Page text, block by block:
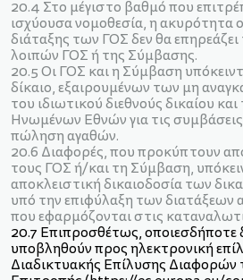
20.4 Στο μέγιστο βαθμό που
ισχύουσα νομοθεσία, η ακυρότητα
διάταξης των ΓΟΣ δεν θα
λοιπών ΓΟΣ ή της Σύμβασης.
20.5 Οι ΓΟΣ και η Σύμβαση
δίκαιο, εξαιρουμένων των μη
του ιδιωτικού διεθνούς δικαίου
Ηνωμένων Εθνών για τις συμβάσεις
πώληση αγαθών.
20.6 Διαφορές, που προκύπτουν
τους ΓΟΣ ή/και τη Σύμβαση,
αποκλειστική δικαιοδοσία των
υπό την επιφύλαξη των διατάξεων
που εφαρμόζονται στις
20.7 Επιπροσθέτως, οποιεσδήποτε
υποβληθούν προς ηλεκτρονική
Διαδικτυακής Επίλυσης Διαφορών